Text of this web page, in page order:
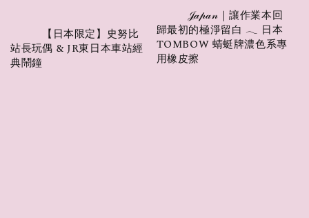
站長玩偶 & JR東日本車站經
典鬧鐘
          𝒥𝒶𝓅𝒶𝓃｜讓作業本回
歸最初的極淨留白 𓂃 日本
TOMBOW 蜻蜓牌濃色系專
用橡皮擦